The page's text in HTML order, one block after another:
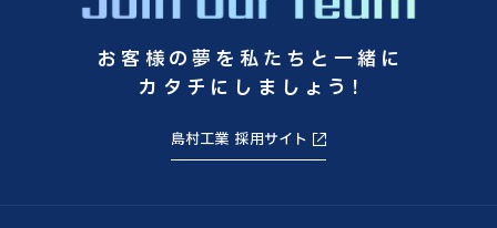
お客様の夢を私たちと一緒に
カタチにしましょう!
島村工業 採用サイト